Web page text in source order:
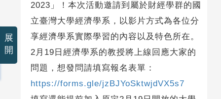
2023」！本次活動邀請到屬於財經學群的國
立臺灣大學經濟學系，以影片方式為各位分
享經濟學系實際學習的內容以及特色所在。
2月19日經濟學系的教授將上線回應大家的
問題，想發問請填寫報名表單：
https://forms.gle/jzBJYoSktwjdVX5s7
展
開